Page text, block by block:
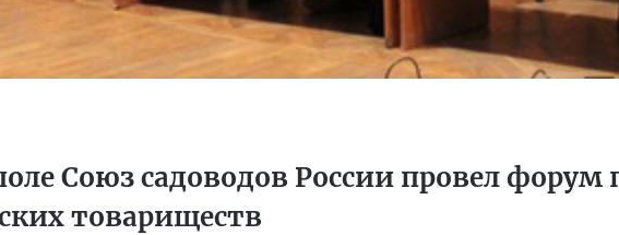
Союз садоводов России провел форум
товариществ